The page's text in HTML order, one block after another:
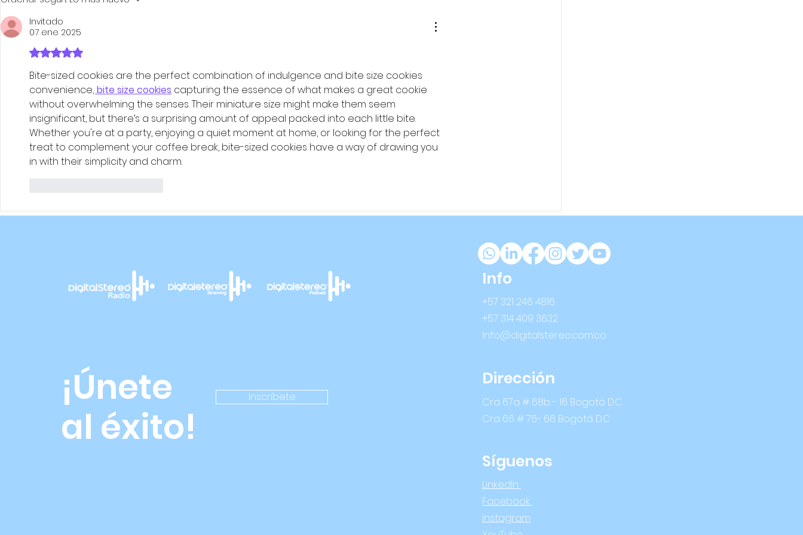
Invitado
07 ene 2025
Obtuvo 5 de 5 estrellas.
Bite-sized cookies are the perfect combination of indulgence and bite size cookies
convenience, bite size cookies capturing the essence of what makes a great cookie
without overwhelming the senses. Their miniature size might make them seem
insignificant, but there’s a surprising amount of appeal packed into each little bite.
Whether you're at a party, enjoying a quiet moment at home, or looking for the perfect
treat to complement your coffee break, bite-sized cookies have a way of drawing you
in with their simplicity and charm.
¡Únete
al éxito!
Inscríbete
Info
+57 321 246 4816
+57 314 409 3632
Info@digitalstereo.com.co
Dirección
Cra 67a # 68b - 16 Bogotá D.C
Cra 66 # 76- 66 Bogotá D.C
Síguenos
LinkedIn
Facebook
Instagram